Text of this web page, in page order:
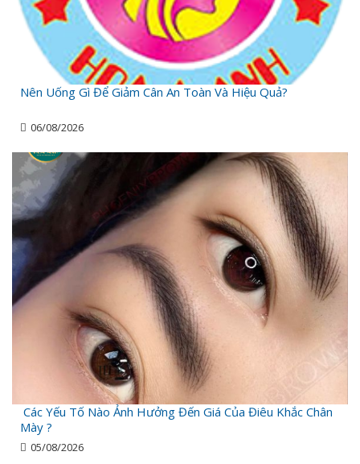
Nên Uống Gì Để Giảm Cân An Toàn Và Hiệu Quả?
06/08/2026
Các Yếu Tố Nào Ảnh Hưởng Đến Giá Của Điêu Khắc Chân
Mày ?
05/08/2026